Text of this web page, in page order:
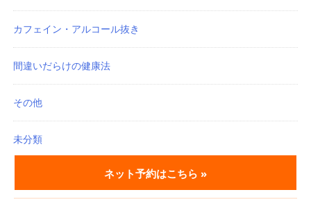
カフェイン・アルコール抜き
間違いだらけの健康法
その他
未分類
ネット予約はこちら »